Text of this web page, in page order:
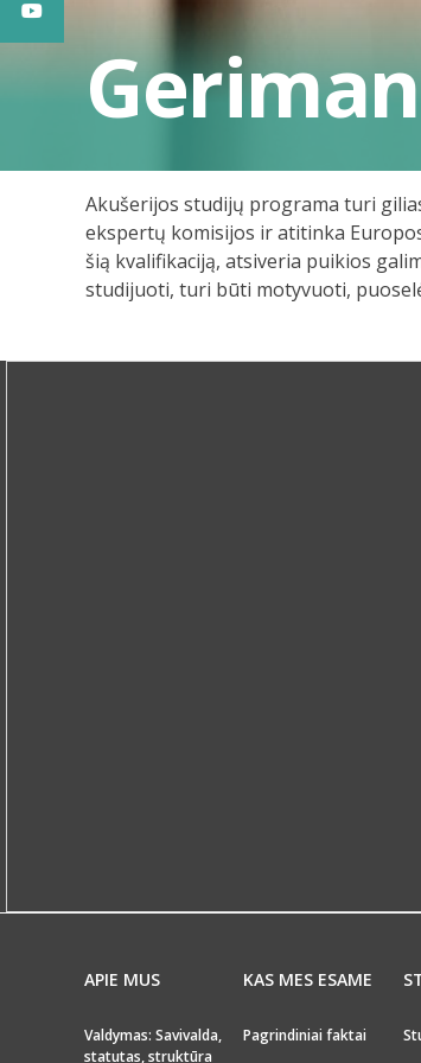
Akušerijos studijų programa turi
ekspertų komisijos ir atitinka
šią kvalifikaciją, atsiveria puikios
studijuoti, turi būti motyvuoti,
APIE MUS
Valdymas: Savivalda,
statutas, struktūra
KAS MES ESAME
Pagrindiniai faktai